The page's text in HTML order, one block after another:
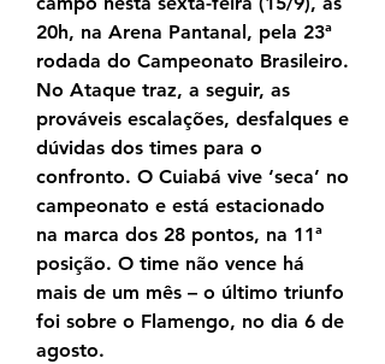
20h, na Arena Pantanal, pela 23ª
rodada do Campeonato Brasileiro.
No Ataque traz, a seguir, as
prováveis escalações, desfalques e
dúvidas dos times para o
confronto. O Cuiabá vive ‘seca’ no
campeonato e está estacionado
na marca dos 28 pontos, na 11ª
posição. O time não vence há
mais de um mês – o último triunfo
foi sobre o Flamengo, no dia 6 de
agosto.